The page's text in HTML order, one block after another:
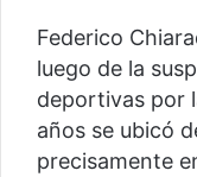
Federico
luego de la
deportivas por
años se ubicó
precisamente